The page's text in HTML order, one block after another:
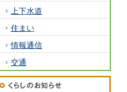
上下水道
住まい
情報通信
交通